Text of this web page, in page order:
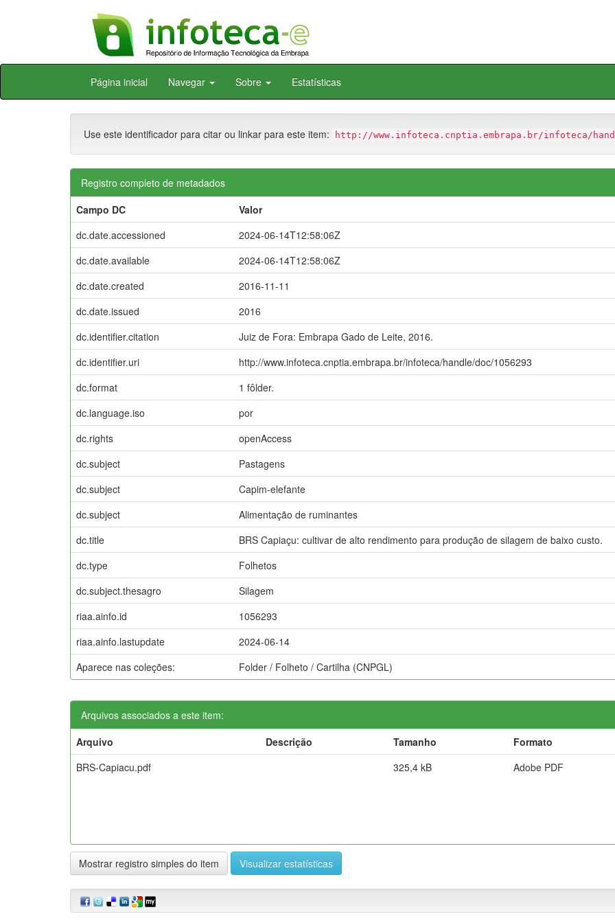
Skip
Página inicial Navegar Sobre Estatísticas
Use este identificador para citar ou linkar para este item: http://www.infoteca.cnptia.embrapa.br/infoteca/
Registro completo de metadados
Campo DC
Valor
dc.date.accessioned
2024-06-14T12:58:06Z
dc.date.available
2024-06-14T12:58:06Z
dc.date.created
2016-11-11
dc.date.issued
2016
dc.identifier.citation
Juiz de Fora: Embrapa Gado de Leite, 2016.
dc.identifier.uri
http://www.infoteca.cnptia.embrapa.br/infoteca/handle/doc/1056293
dc.format
1 fôlder.
dc.language.iso
por
dc.rights
openAccess
dc.subject
Pastagens
dc.subject
Capim-elefante
dc.subject
Alimentação de ruminantes
dc.title
BRS Capiaçu: cultivar de alto rendimento para produção de silagem de baixo custo.
dc.type
Folhetos
dc.subject.thesagro
Silagem
riaa.ainfo.id
1056293
riaa.ainfo.lastupdate
2024-06-14
Aparece nas coleções:
Folder / Folheto / Cartilha (CNPGL)
Arquivos associados a este item:
Arquivo
Descrição Tamanho
Formato
BRS-Capiacu.pdf
325,4 kB Adobe PDF
Mostrar registro simples do item Visualizar estatísticas